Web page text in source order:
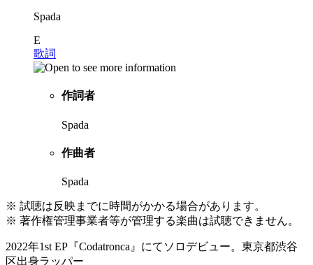
Spada
E
歌詞
作詞者
Spada
作曲者
Spada
※ 試聴は反映までに時間がかかる場合があります。
※ 著作権管理事業者等が管理する楽曲は試聴できません。
2022年1st EP『Codatronca』にてソロデビュー。東京都渋谷
区出身ラッパー